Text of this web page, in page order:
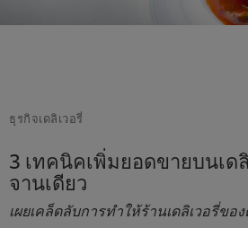
ธุรกิจเดลิเวอรี่
3 เทคนิคเพิ่มยอดขายบนเด
จานเดียว
เผยเคล็ดลับการทำให้ร้านเดลิเวอรี่ข